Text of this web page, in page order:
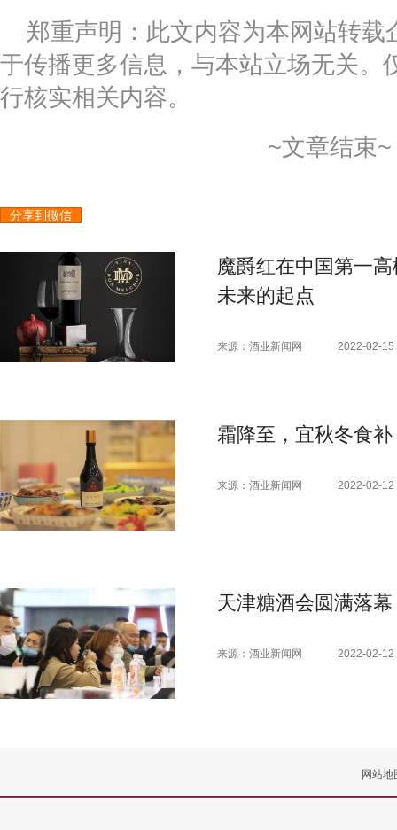
郑重声明：此文内容为本网站转载
于传播更多信息，与本站立场无关。
行核实相关内容。
~文章结束~
分享到微信
魔爵红在中国第一
未来的起点
来源：酒业新闻网 2022-02-15
霜降至，宜秋冬食
来源：酒业新闻网 2022-02-12
天津糖酒会圆满落
来源：酒业新闻网 2022-02-12
网站地